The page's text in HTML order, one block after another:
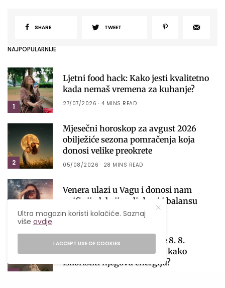
SHARE TWEET
NAJPOPULARNIJE
1
Ljetni food hack: Kako jesti kvalitetno
kada nemaš vremena za kuhanje?
27/07/2026 4 MINS READ
2
Mjesečni horoskop za avgust 2026
obilježiće sezona pomračenja koja
donosi velike preokrete
05/08/2026 28 MINS READ
Venera ulazi u Vagu i donosi nam
najfiniju lekciju o ljubavi i balansu
01/08/2026 6 MINS READ
4
Lavlja kapija 2026: Zašto je 8. 8.
najmoćniji datum godine i kako
iskoristiti njegovu energiju?
Ultra magazin koristi kolačiće. Saznaj
višeovdje.
I ACCEPT USE OF COOKIES